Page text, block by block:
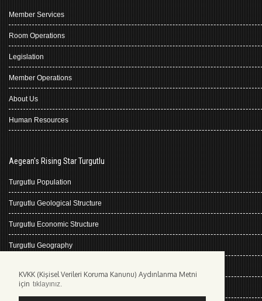
KVKK (Kişisel Verileri Koruma Kanunu) Aydınlanma Metni
için tıklayınız.
Member Services
Room Operations
Legislation
Member Operations
About Us
Human Resources
Aegean's Rising Star Turgutlu
Turgutlu Population
Turgutlu Geological Structure
Turgutlu Economic Structure
Turgutlu Geography
Climate Turgutlu